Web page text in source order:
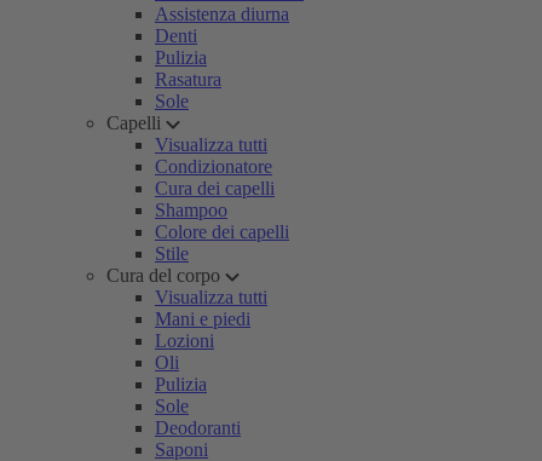
Assistenza diurna
Denti
Pulizia
Rasatura
Sole
Capelli
Visualizza tutti
Condizionatore
Cura dei capelli
Shampoo
Colore dei capelli
Stile
Cura del corpo
Visualizza tutti
Mani e piedi
Lozioni
Oli
Pulizia
Sole
Deodoranti
Saponi